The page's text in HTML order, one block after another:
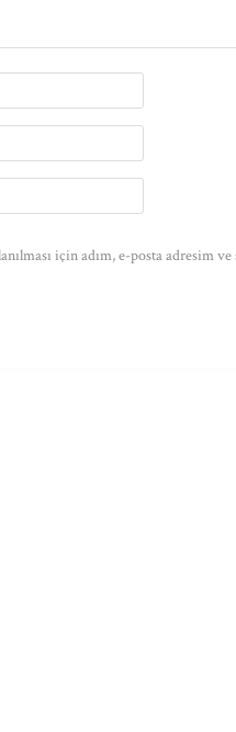
için adım, e-posta adresim